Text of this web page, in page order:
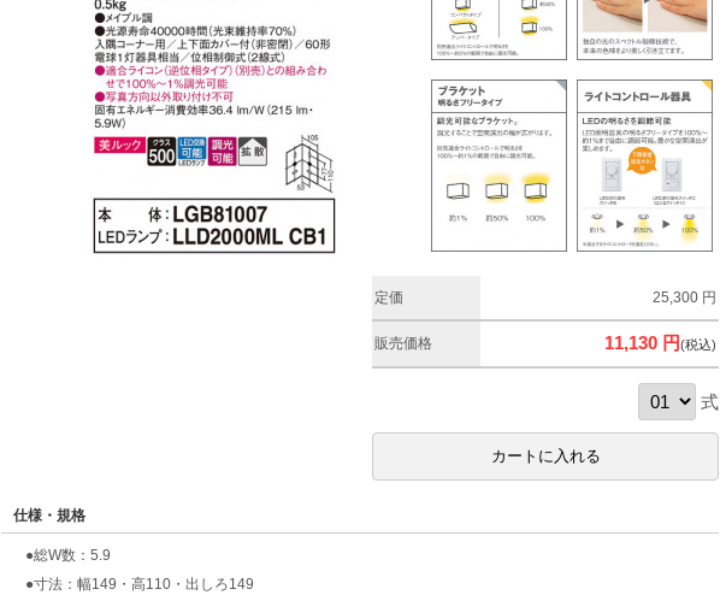
定価 25,300 円
販売価格 11,130 円(税込)
式
仕様・規格
●総W数：5.9
●寸法：幅149・高110・出しろ149